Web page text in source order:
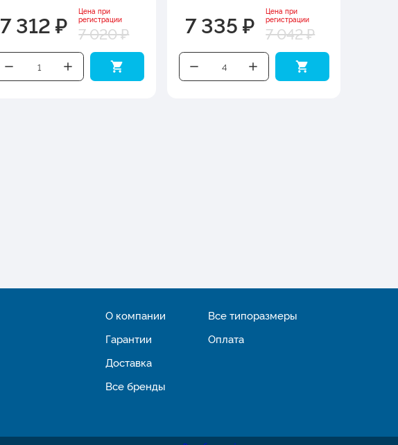
7 312 ₽
Цена при
регистрации
7 020 ₽ 7 335 ₽
Цена при
регистрации
7 042 ₽
О компании
Гарантии
Доставка
Все бренды
Все типоразмеры
Оплата